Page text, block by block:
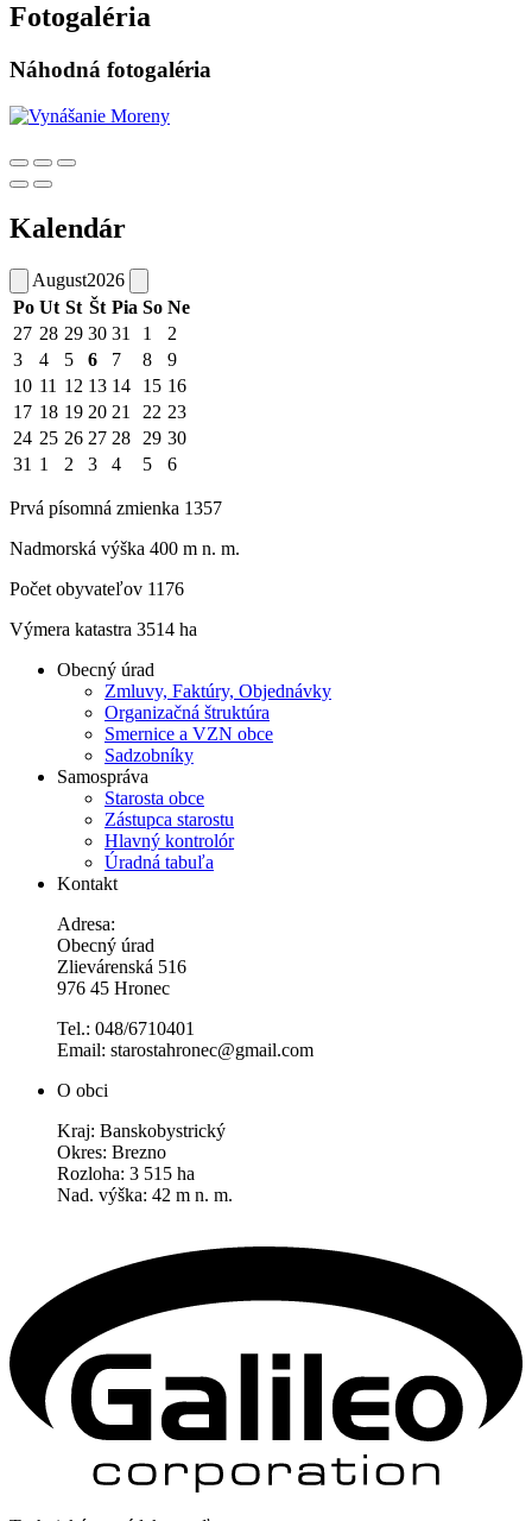
Fotogaléria
Náhodná fotogaléria
Kalendár
August2026
Po Ut St Št Pia So Ne
27 28 29 30 31 1
2
3
4 5 6 7 8
9
10 11 12 13 14 15 16
17 18 19 20 21 22 23
24 25 26 27 28 29 30
31 1 2 3 4 5 6
Prvá písomná zmienka 1357
Nadmorská výška 400 m n. m.
Počet obyvateľov 1176
Výmera katastra 3514 ha
Obecný úrad
Zmluvy, Faktúry, Objednávky
Organizačná štruktúra
Smernice a VZN obce
Sadzobníky
Samospráva
Starosta obce
Zástupca starostu
Hlavný kontrolór
Úradná tabuľa
Kontakt
Adresa:
Obecný úrad
Zlievárenská 516
976 45 Hronec
Tel.: 048/6710401
Email: starostahronec@gmail.com
O obci
Kraj: Banskobystrický
Okres: Brezno
Rozloha: 3 515 ha
Nad. výška: 42 m n. m.